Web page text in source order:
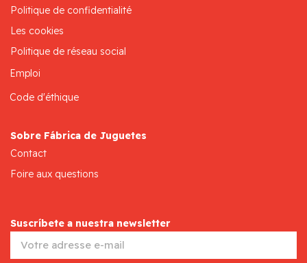
Politique de confidentialité
Les cookies
Politique de réseau social
Emploi
Code d'éthique
Sobre Fábrica de Juguetes
Contact
Foire aux questions
Suscríbete a nuestra newsletter